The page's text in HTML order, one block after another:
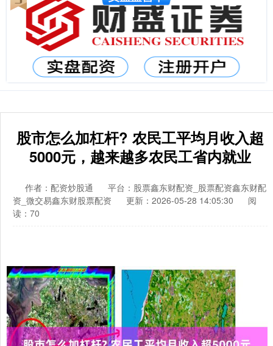
股市怎么加杠杆? 农民工平均月收入超
5000元，越来越多农民工省内就业
作者：配资炒股通
平台：股票鑫东财配资_股票配资鑫东财配
资_微交易鑫东财股票配资
更新：2026-05-28 14:05:30
阅
读：70